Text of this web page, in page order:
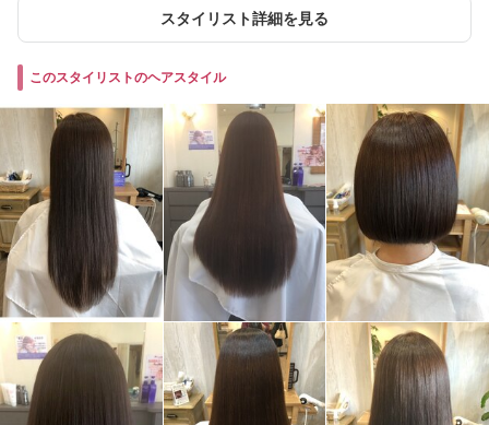
スタイリスト詳細を見る
このスタイリストのヘアスタイル